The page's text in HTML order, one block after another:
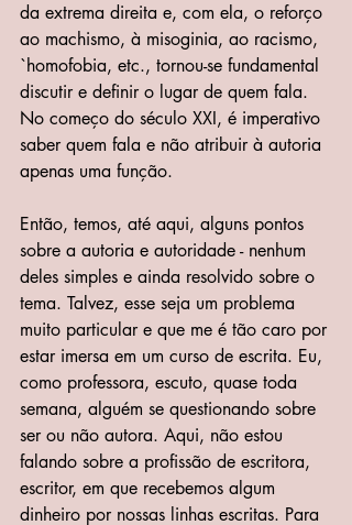
da extrema direita e, com ela, o reforço
ao machismo, à misoginia, ao racismo,
`homofobia, etc., tornou-se fundamental
discutir e definir o lugar de quem fala.
No começo do século XXI, é imperativo
saber quem fala e não atribuir à autoria
apenas uma função.
Então, temos, até aqui, alguns pontos
sobre a autoria e autoridade - nenhum
deles simples e ainda resolvido sobre o
tema. Talvez, esse seja um problema
muito particular e que me é tão caro por
estar imersa em um curso de escrita. Eu,
como professora, escuto, quase toda
semana, alguém se questionando sobre
ser ou não autora. Aqui, não estou
falando sobre a profissão de escritora,
escritor, em que recebemos algum
dinheiro por nossas linhas escritas. Para